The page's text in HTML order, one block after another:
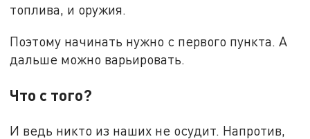
топлива, и оружия.
Поэтому начинать нужно с первого пункта. А
дальше можно варьировать.
Что с того?
И ведь никто из наших не осудит. Напротив,